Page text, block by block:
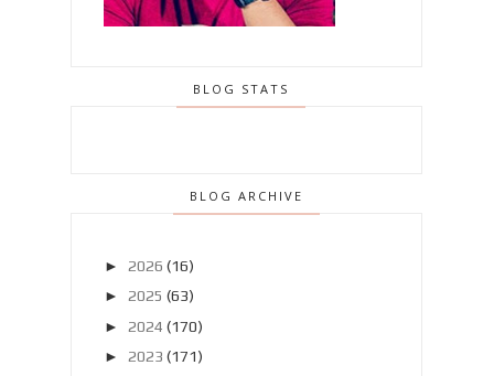
BLOG STATS
BLOG ARCHIVE
► 2026 (16)
► 2025 (63)
► 2024 (170)
► 2023 (171)